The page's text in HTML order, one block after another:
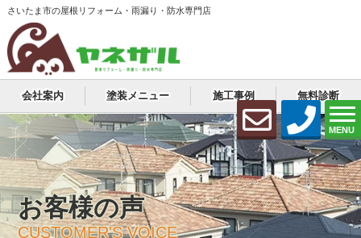
さいたま市の屋根リフォーム・雨漏り・防水専門店
MENU
会社案内 塗装メニュー 施工事例 無料診断
お客様の声
CUSTOMER'S VOICE